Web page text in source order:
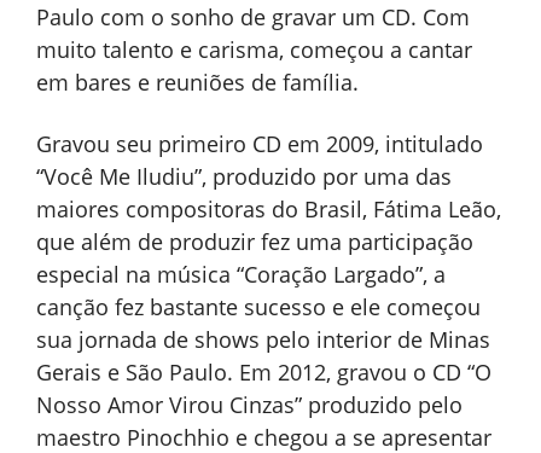
Paulo com o sonho de gravar um CD. Com
muito talento e carisma, começou a cantar
em bares e reuniões de família.
Gravou seu primeiro CD em 2009, intitulado
“Você Me Iludiu”, produzido por uma das
maiores compositoras do Brasil, Fátima Leão,
que além de produzir fez uma participação
especial na música “Coração Largado”, a
canção fez bastante sucesso e ele começou
sua jornada de shows pelo interior de Minas
Gerais e São Paulo. Em 2012, gravou o CD “O
Nosso Amor Virou Cinzas” produzido pelo
maestro Pinochhio e chegou a se apresentar